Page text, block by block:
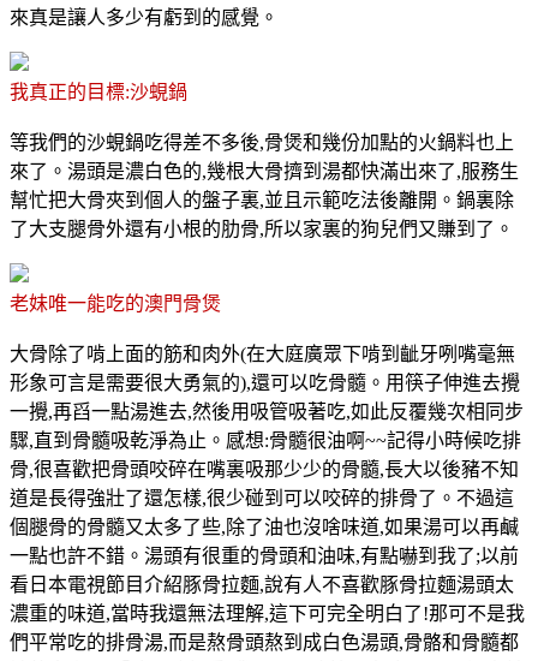
來真是讓人多少有虧到的感覺。
我真正的目標:沙蜆鍋
等我們的沙蜆鍋吃得差不多後,骨煲和幾份加點的火鍋料也上
來了。湯頭是濃白色的,幾根大骨擠到湯都快滿出來了,服務生
幫忙把大骨夾到個人的盤子裏,並且示範吃法後離開。鍋裏除
了大支腿骨外還有小根的肋骨,所以家裏的狗兒們又賺到了。
老妹唯一能吃的澳門骨煲
大骨除了啃上面的筋和肉外(在大庭廣眾下啃到齜牙咧嘴毫無
形象可言是需要很大勇氣的),還可以吃骨髓。用筷子伸進去攪
一攪,再舀一點湯進去,然後用吸管吸著吃,如此反覆幾次相同步
驟,直到骨髓吸乾淨為止。感想:骨髓很油啊~~記得小時候吃排
骨,很喜歡把骨頭咬碎在嘴裏吸那少少的骨髓,長大以後豬不知
道是長得強壯了還怎樣,很少碰到可以咬碎的排骨了。不過這
個腿骨的骨髓又太多了些,除了油也沒啥味道,如果湯可以再鹹
一點也許不錯。湯頭有很重的骨頭和油味,有點嚇到我了;以前
看日本電視節目介紹豚骨拉麵,說有人不喜歡豚骨拉麵湯頭太
濃重的味道,當時我還無法理解,這下可完全明白了!那可不是我
們平常吃的排骨湯,而是熬骨頭熬到成白色湯頭,骨骼和骨髓都